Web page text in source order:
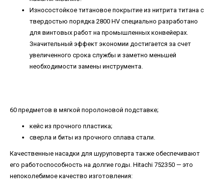
Износостойкое титановое покрытие из нитрита титана с
твердостью порядка 2800 HV специально разработано
для винтовых работ на промышленных конвейерах.
Значительный эффект экономии достигается за счет
увеличенного срока службы и заметно меньшей
необходимости замены инструмента.
60 предметов в мягкой поролоновой подставке;
кейс из прочного пластика;
сверла и биты из прочного сплава стали.
Качественные насадки для шуруповерта также обеспечивают
его работоспособность на долгие годы. Hitachi 752350 — это
непоколебимое качество изготовления: